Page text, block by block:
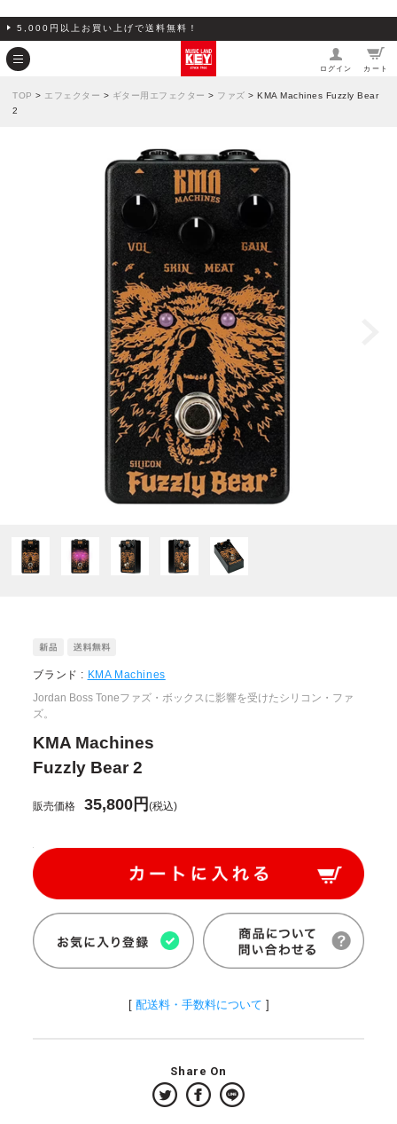
5,000円以上お買い上げで送料無料！
ログイン カート
TOP > エフェクター > ギター用エフェクター > ファズ > KMA Machines Fuzzly Bear
2
ブランド : KMA Machines
Jordan Boss Toneファズ・ボックスに影響を受けたシリコン・ファ
ズ。
KMA Machines
Fuzzly Bear 2
販売価格 35,800円(税込)
[ 配送料・手数料について ]
Share On